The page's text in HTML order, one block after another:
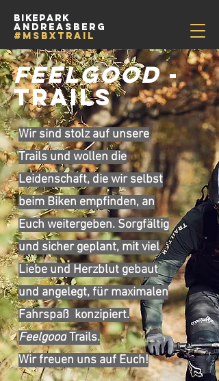
Bikepark
Andreasberg
#msbxtrail
Feelgood-
TRAILS
Wir sind stolz auf unsere
Trails und wollen die
Leidenschaft, die wir selbst
beim Biken empfinden, an
Euch weitergeben. Sorgfältig
und sicher geplant, mit viel
Liebe und Herzblut gebaut
und angelegt, für maximalen
Fahrspaß konzipiert.
FeelgoodTrails.
Wir freuen uns auf Euch!